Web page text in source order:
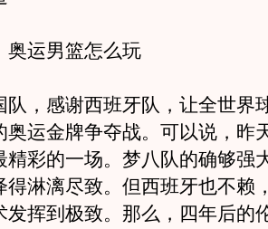
运男篮怎么玩
感谢西班牙队，让全世界
奥运金牌争夺战。可以说，昨
精彩的一场。梦八队的确够强
得淋漓尽致。但西班牙也不赖
发挥到极致。那么，四年后的